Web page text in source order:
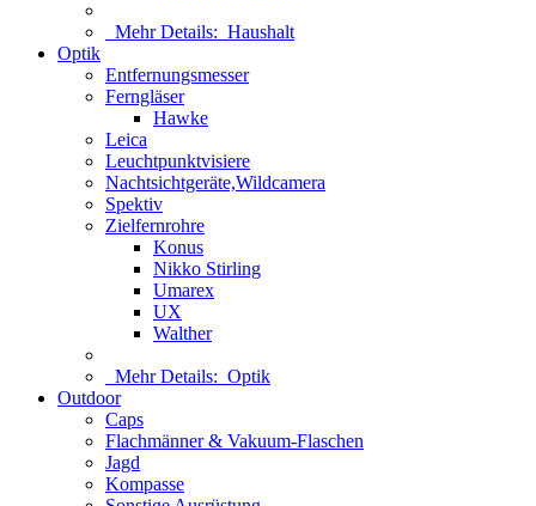
Mehr Details: Haushalt
Optik
Entfernungsmesser
Ferngläser
Hawke
Leica
Leuchtpunktvisiere
Nachtsichtgeräte,Wildcamera
Spektiv
Zielfernrohre
Konus
Nikko Stirling
Umarex
UX
Walther
Mehr Details: Optik
Outdoor
Caps
Flachmänner & Vakuum-Flaschen
Jagd
Kompasse